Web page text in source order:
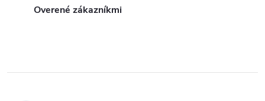
Overené zákazníkmi